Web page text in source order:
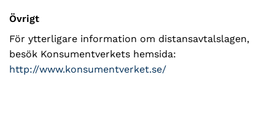
Övrigt
För ytterligare information om distansavtalslagen,
besök Konsumentverkets hemsida:
http://www.konsumentverket.se/